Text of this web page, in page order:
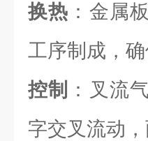
换热 ：金属
工序制成，
控制
：叉流
字交叉流动